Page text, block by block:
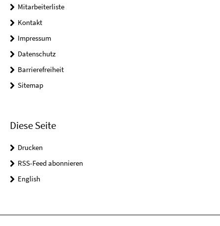
Mitarbeiterliste
Kontakt
Impressum
Datenschutz
Barrierefreiheit
Sitemap
Diese Seite
Drucken
RSS-Feed abonnieren
English